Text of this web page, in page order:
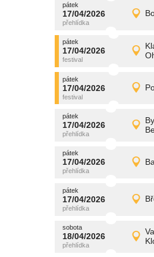
pátek
17/04/2026
pátek
17/04/2026 Detail
pátek
17/04/2026
pátek
17/04/2026 Detail
pátek
17/04/2026
pátek
17/04/2026 Detail
promítání
pátek
17/04/2026
pátek
17/04/2026 Detail
pátek
17/04/2026
pátek
17/04/2026 Detail
promítání
pátek
17/04/2026
pátek
17/04/2026 Detail
promítání
sobota
18/04/2026
sobota
18/04/2026 Detail